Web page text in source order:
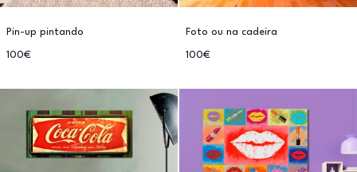
Pin-up pintando
100€
Foto ou na cadeira
100€